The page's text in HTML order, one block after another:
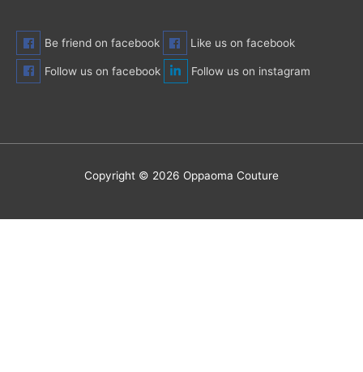
Be friend on facebook Like us on facebook
Follow us on facebook Follow us on instagram
Copyright © 2026 Oppaoma Couture